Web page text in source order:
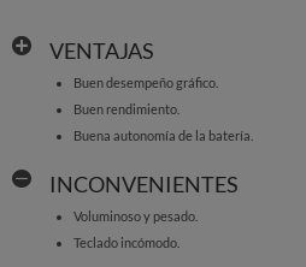
VENTAJAS
Buen desempeño gráfico.
Buen rendimiento.
Buena autonomía de la batería.
INCONVENIENTES
Voluminoso y pesado.
Teclado incómodo.